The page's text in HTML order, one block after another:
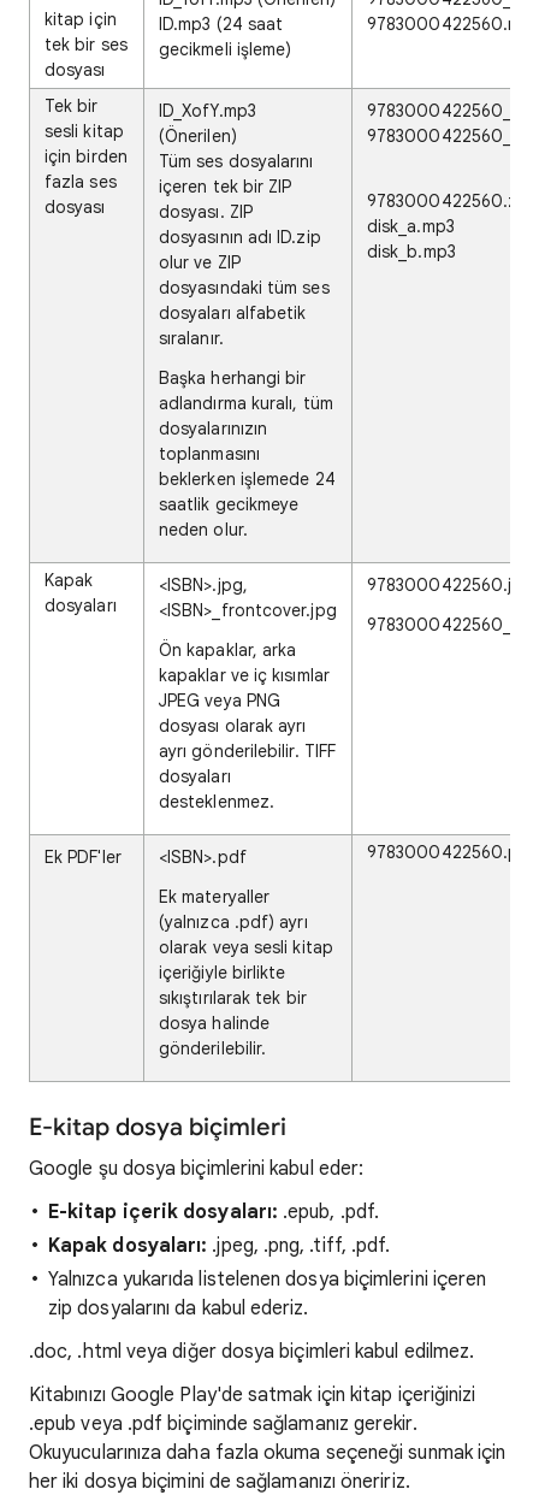
kitap için
tek bir ses
dosyası
ID.mp3 (24 saat
gecikmeli işleme)
Tek bir
sesli kitap
için birden
fazla ses
dosyası
ID_XofY.mp3
(Önerilen)
Tüm ses dosyalarını
içeren tek bir ZIP
dosyası. ZIP
dosyasının adı ID.zip
olur ve ZIP
dosyasındaki tüm ses
dosyaları alfabetik
sıralanır.
Başka herhangi bir
adlandırma kuralı, tüm
dosyalarınızın
toplanmasını
beklerken işlemede 24
saatlik gecikmeye
neden olur.
9783000422560.zip
disk_a.mp3
disk_b.mp3
Kapak
dosyaları
<ISBN>.jpg,
<ISBN>_frontcover.jpg
Ön kapaklar, arka
kapaklar ve iç kısımlar
JPEG veya PNG
dosyası olarak ayrı
ayrı gönderilebilir. TIFF
dosyaları
desteklenmez.
9783000422560.jpg
Ek PDF'ler
<ISBN>.pdf
Ek materyaller
(yalnızca .pdf) ayrı
olarak veya sesli kitap
içeriğiyle birlikte
sıkıştırılarak tek bir
dosya halinde
gönderilebilir.
9783000422560.pdf
E-kitap dosya biçimleri
Google şu dosya biçimlerini kabul eder:
E-kitap içerik dosyaları: .epub, .pdf.
Kapak dosyaları: .jpeg, .png, .tiff, .pdf.
Yalnızca yukarıda listelenen dosya biçimlerini içeren
zip dosyalarını da kabul ederiz.
.doc, .html veya diğer dosya biçimleri kabul edilmez.
Kitabınızı Google Play'de satmak için kitap içeriğinizi
.epub veya .pdf biçiminde sağlamanız gerekir.
Okuyucularınıza daha fazla okuma seçeneği sunmak için
her iki dosya biçimini de sağlamanızı öneririz.